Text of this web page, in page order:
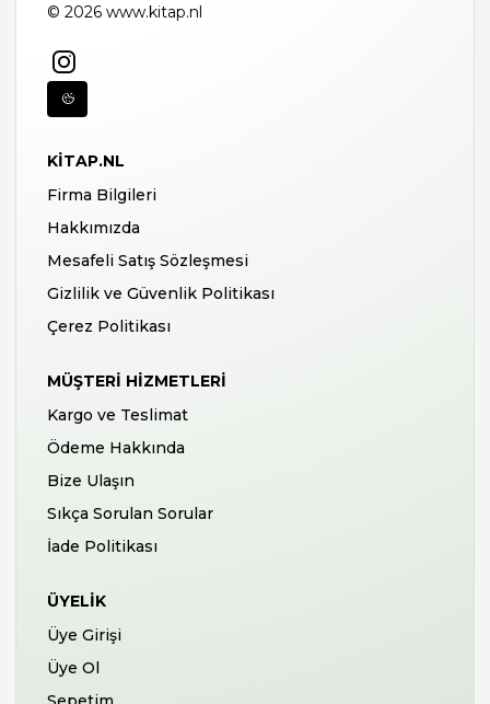
© 2026 www.kitap.nl
KITAP.NL
Firma Bilgileri
Hakkımızda
Mesafeli Satış Sözleşmesi
Gizlilik ve Güvenlik Politikası
Çerez Politikası
MÜŞTERI HIZMETLERI
Kargo ve Teslimat
Ödeme Hakkında
Bize Ulaşın
Sıkça Sorulan Sorular
İade Politikası
ÜYELIK
Üye Girişi
Üye Ol